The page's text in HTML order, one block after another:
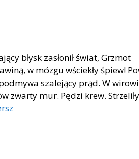
błysk zasłonił świat, Grzmot
w mózgu wściekły śpiew!
szalejący prąd. W
zwarty mur. Pędzi krew. Strzeliły